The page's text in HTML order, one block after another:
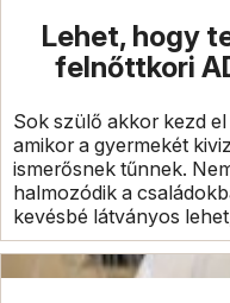
Lehet, hogy
felnőttkori
Sok szülő akkor kezd
amikor a gyermekét
ismerősnek tűnnek.
halmozódik a
kevésbé látványos